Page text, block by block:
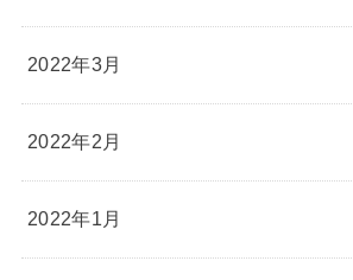
2022年3月
2022年2月
2022年1月